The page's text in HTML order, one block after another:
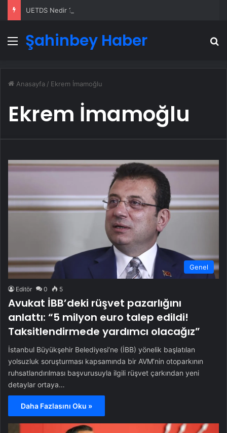
Menü
Şahinbey Haber
Anasayfa / Ekrem İmamoğlu
Ekrem İmamoğlu
Genel
Editör 0 5
Avukat İBB’deki rüşvet pazarlığını
anlattı: “5 milyon euro talep edildi!
Taksitlendirmede yardımcı olacağız”
İstanbul Büyükşehir Belediyesi’ne (İBB) yönelik başlatılan
yolsuzluk soruşturması kapsamında bir AVM’nin otoparkının
ruhsatlandırılması başvurusuyla ilgili rüşvet çarkından yeni
detaylar ortaya…
Daha Fazlasını Oku »